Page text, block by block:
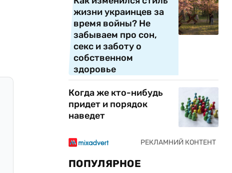
жизни украинцев за
время войны? Не
забываем про сон,
секс и заботу о
собственном
здоровье
Когда же кто-нибудь
придет и порядок
наведет
ПОПУЛЯРНОЕ